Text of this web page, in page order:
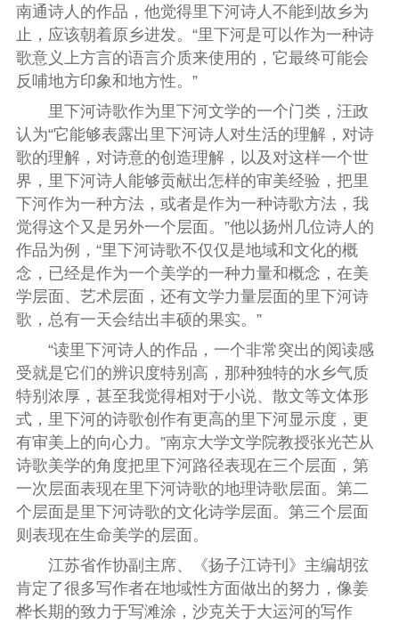
南通诗人的作品，他觉得里下河诗人不能到故乡为
止，应该朝着原乡进发。“里下河是可以作为一种诗
歌意义上方言的语言介质来使用的，它最终可能会
反哺地方印象和地方性。”
里下河诗歌作为里下河文学的一个门类，汪政
认为“它能够表露出里下河诗人对生活的理解，对诗
歌的理解，对诗意的创造理解，以及对这样一个世
界，里下河诗人能够贡献出怎样的审美经验，把里
下河作为一种方法，或者是作为一种诗歌方法，我
觉得这个又是另外一个层面。”他以扬州几位诗人的
作品为例，“里下河诗歌不仅仅是地域和文化的概
念，已经是作为一个美学的一种力量和概念，在美
学层面、艺术层面，还有文学力量层面的里下河诗
歌，总有一天会结出丰硕的果实。”
“读里下河诗人的作品，一个非常突出的阅读感
受就是它们的辨识度特别高，那种独特的水乡气质
特别浓厚，甚至我觉得相对于小说、散文等文体形
式，里下河的诗歌创作有更高的里下河显示度，更
有审美上的向心力。”南京大学文学院教授张光芒从
诗歌美学的角度把里下河路径表现在三个层面，第
一次层面表现在里下河诗歌的地理诗歌层面。第二
个层面是里下河诗歌的文化诗学层面。第三个层面
则表现在生命美学的层面。
江苏省作协副主席、《扬子江诗刊》主编胡弦
肯定了很多写作者在地域性方面做出的努力，像姜
桦长期的致力于写滩涂，沙克关于大运河的写作